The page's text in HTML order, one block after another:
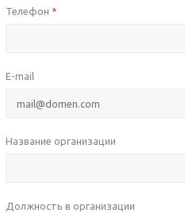
Телефон *
E-mail
Название организации
Должность в организации